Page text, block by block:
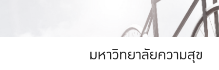
มหาวิทยาลัย
มหาวิทยาลัยความสุข